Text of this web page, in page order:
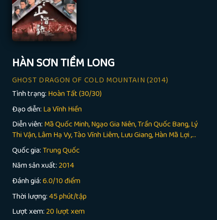
HÀN SƠN TIỀM LONG
GHOST DRAGON OF COLD MOUNTAIN (2014)
Tình trạng: Hoàn Tất (30/30)
Đạo diễn: La Vĩnh Hiền
Diễn viên: Mã Quốc Minh, Ngạo Gia Niên, Trần Quốc Bang, Lý
Thi Vận, Lâm Hạ Vy, Tào Vĩnh Liêm, Lưu Giang, Hàn Mã Lợi ,...
Quốc gia:Trung Quốc
Năm sản xuất: 2014
Đánh giá:6.0/10 điểm
Thời lượng:45 phút/tập
Lượt xem: 20 lượt xem